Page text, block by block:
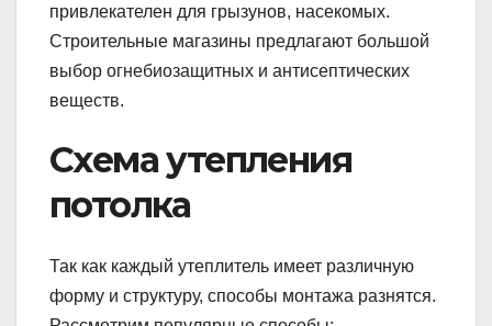
привлекателен для грызунов, насекомых.
Строительные магазины предлагают большой
выбор огнебиозащитных и антисептических
веществ.
Схема утепления
потолка
Так как каждый утеплитель имеет различную
форму и структуру, способы монтажа разнятся.